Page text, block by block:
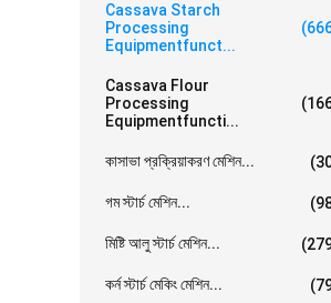
Cassava Starch
Processing
Equipmentfunct...
Cassava Flour
Processing
Equipmentfuncti...
কাসাভা প্রক্রিয়াকরণ মেশিন...
গম স্টার্চ মেশিন...
মিষ্টি আলু স্টার্চ মেশিন...
কর্ন স্টার্চ মেকিং মেশিন...